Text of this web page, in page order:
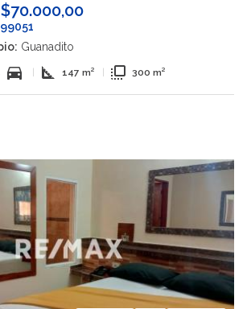
Guanadito
directions_car square_foot 147 m² flip_to_front 300 m²